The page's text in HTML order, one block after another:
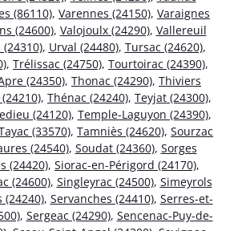
(86110), Varennes (24150), Varaignes
(24600), Valojoulx (24290), Vallereuil
, Urval (24480), Tursac (24620),
, Trélissac (24750), Tourtoirac (24390),
(24350), Thonac (24290), Thiviers
, Thénac (24240), Teyjat (24300),
(24120), Temple-Laguyon (24390),
(33570), Tamniès (24620), Sourzac
(24540), Soudat (24360), Sorges
(24420), Siorac-en-Périgord (24170),
(24600), Singleyrac (24500), Simeyrols
(24240), Servanches (24410), Serres-et-
, Sergeac (24290), Sencenac-Puy-de-